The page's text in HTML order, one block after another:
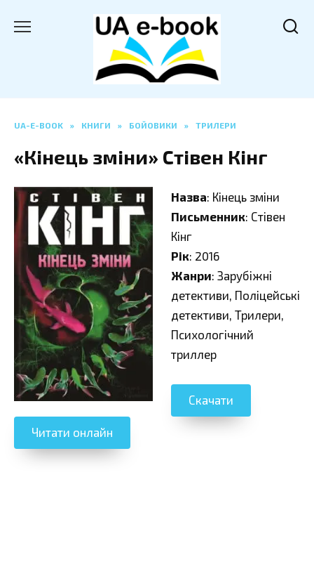
UA-E-BOOK » КНИГИ » БОЙОВИКИ » ТРИЛЕРИ
«Кінець зміни» Стівен Кінг
Назва: Кінець зміни
Письменник: Стівен
Кінг
Рік: 2016
Жанри: Зарубіжні
детективи, Поліцейські
детективи, Трилери,
Психологічний
триллер
Скачати
Читати онлайн